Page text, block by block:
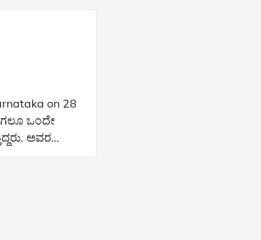
on 28
ಅವರ
ಅವರು